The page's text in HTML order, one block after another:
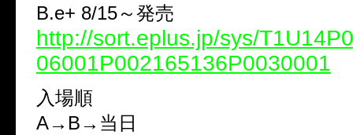
B.e+ 8/15～発売
http://sort.eplus.jp/sys/
06001P002165136P0030001
入場順
A→B→当日